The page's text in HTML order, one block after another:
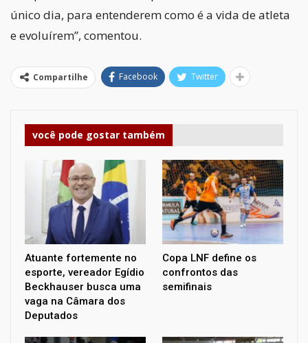
único dia, para entenderem como é a vida de atleta
e evoluírem”, comentou.
Compartilhe Facebook Twitter
você pode gostar também
Atuante fortemente no
esporte, vereador Egídio
Beckhauser busca uma
vaga na Câmara dos
Deputados
Copa LNF define os
confrontos das
semifinais